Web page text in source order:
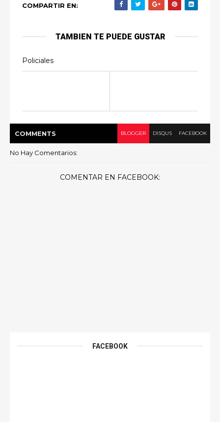
COMPARTIR EN:
TAMBIEN TE PUEDE GUSTAR
Policiales
COMMENTS BLOGGER DISQUS FACEBOOK
No Hay Comentarios:
COMENTAR EN FACEBOOK:
FACEBOOK